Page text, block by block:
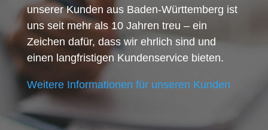
unserer Kunden aus Baden-Württemberg ist
uns seit mehr als 10 Jahren treu – ein
Zeichen dafür, dass wir ehrlich sind und
einen langfristigen Kundenservice bieten.
Weitere Informationen für unseren Kunden